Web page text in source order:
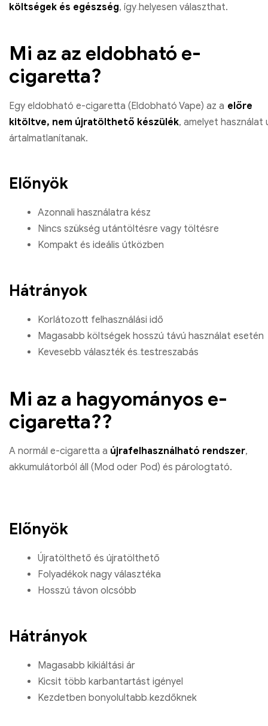
költségek és egészség, így helyesen választhat.
Mi az az eldobható e-
cigaretta?
Egy eldobható e-cigaretta (Eldobható Vape) az a előre
kitöltve, nem újratölthető készülék, amelyet használat
ártalmatlanítanak.
Előnyök
Azonnali használatra kész
Nincs szükség utántöltésre vagy töltésre
Kompakt és ideális útközben
Hátrányok
Korlátozott felhasználási idő
Magasabb költségek hosszú távú használat esetén
Kevesebb választék és testreszabás
Mi az a hagyományos e-
cigaretta??
A normál e-cigaretta a újrafelhasználható rendszer,
akkumulátorból áll (Mod oder Pod) és párologtató.
Előnyök
Újratölthető és újratölthető
Folyadékok nagy választéka
Hosszú távon olcsóbb
Hátrányok
Magasabb kikiáltási ár
Kicsit több karbantartást igényel
Kezdetben bonyolultabb kezdőknek